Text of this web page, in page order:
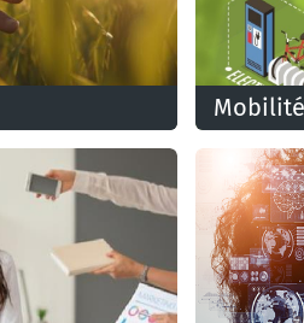
relève en grande
Mobilité
La
vu son
revenu, la